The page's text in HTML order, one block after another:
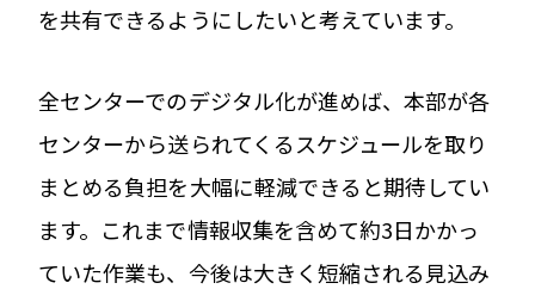
を共有できるようにしたいと考えています。
全センターでのデジタル化が進めば、本部が各
センターから送られてくるスケジュールを取り
まとめる負担を大幅に軽減できると期待してい
ます。これまで情報収集を含めて約3日かかっ
ていた作業も、今後は大きく短縮される見込み